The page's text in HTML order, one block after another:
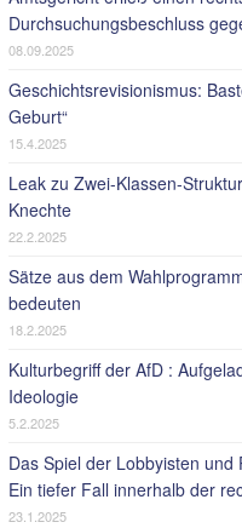
Durchsuchungsbeschluss
08.09.2025
Geschichtsrevisionismus:
Geburt“
15.4.2025
Leak zu Zwei-Klassen-
Knechte
22.2.2025
Sätze aus dem
bedeuten
18.2.2025
Kulturbegriff der AfD :
Ideologie
5.2.2025
Das Spiel der Lobbyisten und
Ein tiefer Fall innerhalb der
23.1.2025